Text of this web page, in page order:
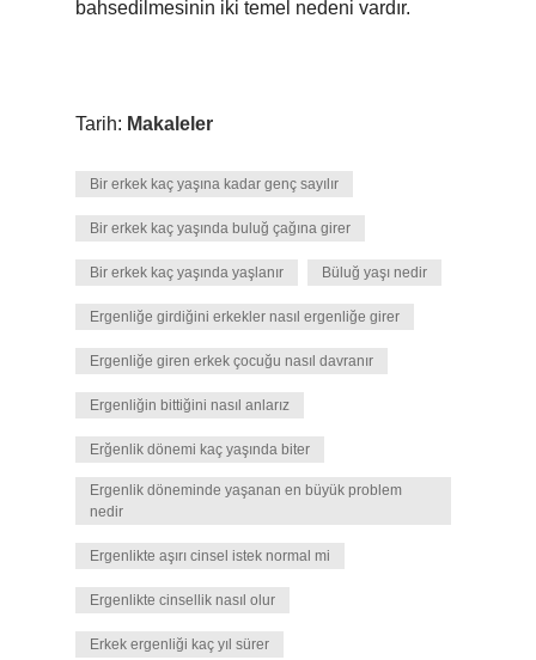
bahsedilmesinin iki temel nedeni vardır.
Tarih: Makaleler
Bir erkek kaç yaşına kadar genç sayılır
Bir erkek kaç yaşında buluğ çağına girer
Bir erkek kaç yaşında yaşlanır Büluğ yaşı nedir
Ergenliğe girdiğini erkekler nasıl ergenliğe girer
Ergenliğe giren erkek çocuğu nasıl davranır
Ergenliğin bittiğini nasıl anlarız
Erğenlik dönemi kaç yaşında biter
Ergenlik döneminde yaşanan en büyük problem
nedir
Ergenlikte aşırı cinsel istek normal mi
Ergenlikte cinsellik nasıl olur
Erkek ergenliği kaç yıl sürer